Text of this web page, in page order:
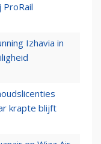
ProRail
Izhavia in
krapte blijft